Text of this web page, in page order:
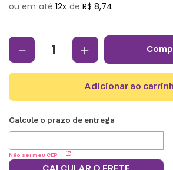
12 R$ 8,74
＋
－
adicionar ao
Não sei meu CEP